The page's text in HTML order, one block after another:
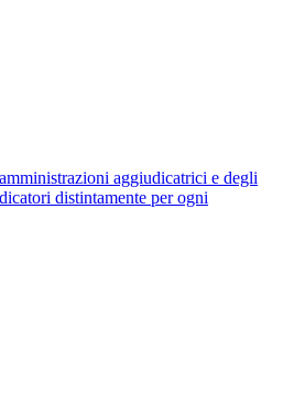
aggiudicatrici e degli
distintamente per ogni